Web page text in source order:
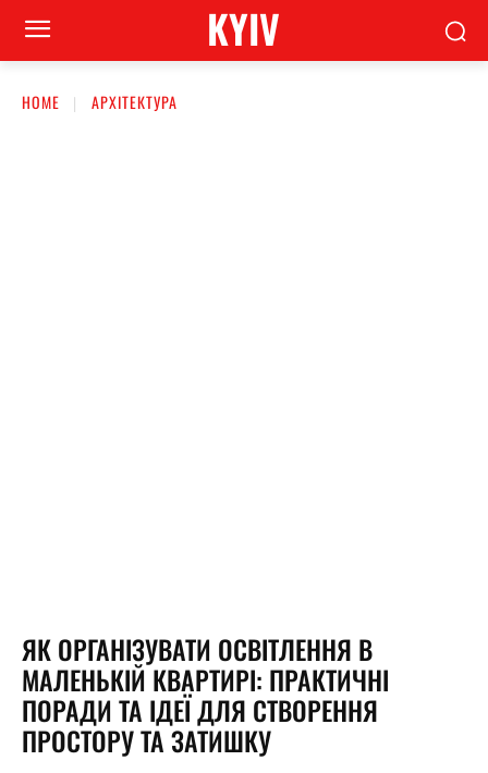
KYIV
HOME АРХІТЕКТУРА
ЯК ОРГАНІЗУВАТИ ОСВІТЛЕННЯ В
МАЛЕНЬКІЙ КВАРТИРІ: ПРАКТИЧНІ
ПОРАДИ ТА ІДЕЇ ДЛЯ СТВОРЕННЯ
ПРОСТОРУ ТА ЗАТИШКУ